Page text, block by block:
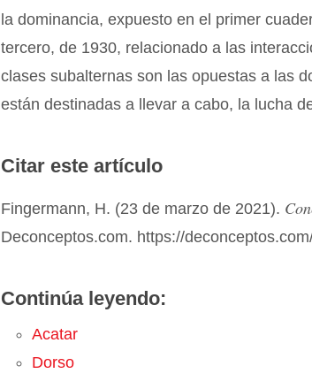
la dominancia, expuesto en el primer
tercero, de 1930, relacionado a las
clases subalternas son las opuestas a las
están destinadas a llevar a cabo, la lucha
Citar este artículo
Fingermann, H. (23 de marzo de 2021).
Deconceptos.com. https://
Continúa leyendo:
Acatar
Dorso